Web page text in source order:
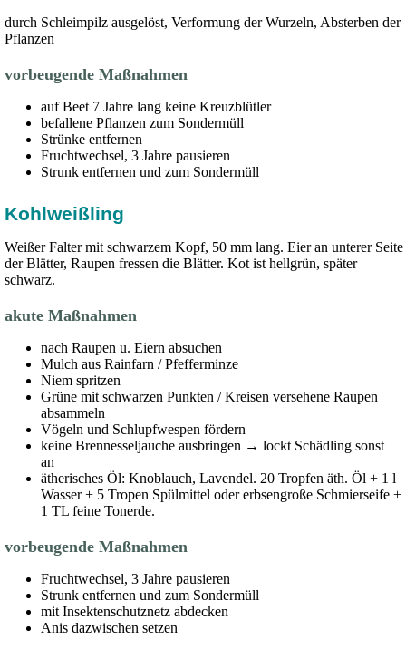
durch Schleimpilz ausgelöst, Verformung der Wurzeln, Absterben der
Pflanzen
vorbeugende Maßnahmen
auf Beet 7 Jahre lang keine Kreuzblütler
befallene Pflanzen zum Sondermüll
Strünke entfernen
Fruchtwechsel, 3 Jahre pausieren
Strunk entfernen und zum Sondermüll
Kohlweißling
Weißer Falter mit schwarzem Kopf, 50 mm lang. Eier an unterer Seite
der Blätter, Raupen fressen die Blätter. Kot ist hellgrün, später
schwarz.
akute Maßnahmen
nach Raupen u. Eiern absuchen
Mulch aus Rainfarn / Pfefferminze
Niem spritzen
Grüne mit schwarzen Punkten / Kreisen versehene Raupen
absammeln
Vögeln und Schlupfwespen fördern
keine Brennesseljauche ausbringen → lockt Schädling sonst
an
ätherisches Öl: Knoblauch, Lavendel. 20 Tropfen äth. Öl + 1 l
Wasser + 5 Tropen Spülmittel oder erbsengroße Schmierseife +
1 TL feine Tonerde.
vorbeugende Maßnahmen
Fruchtwechsel, 3 Jahre pausieren
Strunk entfernen und zum Sondermüll
mit Insektenschutznetz abdecken
Anis dazwischen setzen